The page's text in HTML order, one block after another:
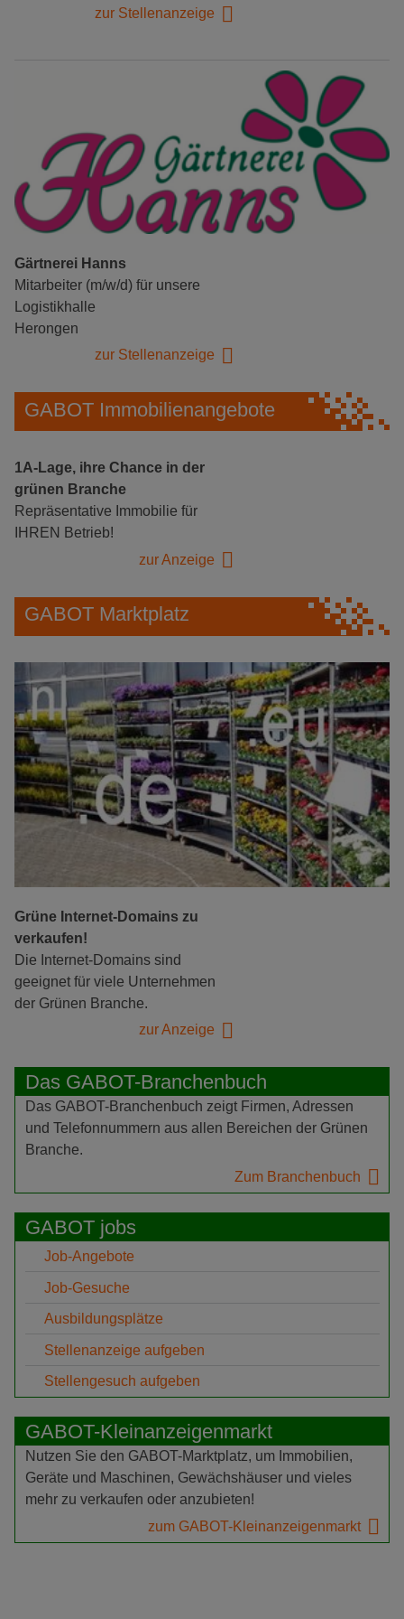
zur Stellenanzeige
Gärtnerei Hanns
Mitarbeiter (m/w/d) für unsere
Logistikhalle
Herongen
zur Stellenanzeige
GABOT Immobilienangebote
1A-Lage, ihre Chance in der
grünen Branche
Repräsentative Immobilie für
IHREN Betrieb!
zur Anzeige
GABOT Marktplatz
Grüne Internet-Domains zu
verkaufen!
Die Internet-Domains sind
geeignet für viele Unternehmen
der Grünen Branche.
zur Anzeige
Das GABOT-Branchenbuch
Das GABOT-Branchenbuch zeigt Firmen, Adressen
und Telefonnummern aus allen Bereichen der Grünen
Branche.
Zum Branchenbuch
GABOT jobs
Job-Angebote
Job-Gesuche
Ausbildungsplätze
Stellenanzeige aufgeben
Stellengesuch aufgeben
GABOT-Kleinanzeigenmarkt
Nutzen Sie den GABOT-Marktplatz, um Immobilien,
Geräte und Maschinen, Gewächshäuser und vieles
mehr zu verkaufen oder anzubieten!
zum GABOT-Kleinanzeigenmarkt